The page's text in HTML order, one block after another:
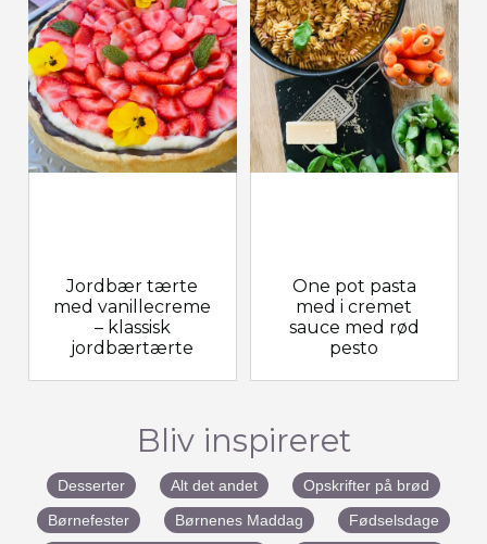
Jordbær tærte
med vanillecreme
– klassisk
jordbærtærte
One pot pasta
med i cremet
sauce med rød
pesto
Bliv inspireret
Desserter Alt det andet
Opskrifter på brød
Børnefester
Børnenes Maddag Fødselsdage